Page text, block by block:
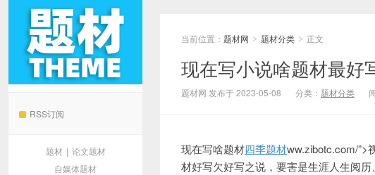
RSS订阅
题材 | 论文题材
自媒体题材
当前位置： 题材网 > 题材分类 > 正文
现在写小说啥题材最好
题材网 发布于 2023-05-08 分类： 题材分类
现在写啥题材四季题材ww.zibotc.com/”>
材好写欠好写之说，要害是生涯人生阅